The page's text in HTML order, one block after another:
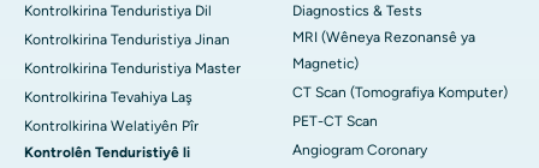
Kontrolkirina Tenduristiya Dil
Kontrolkirina Tenduristiya Jinan
Kontrolkirina Tenduristiya Master
Kontrolkirina Tevahiya Laş
Kontrolkirina Welatiyên Pîr
Kontrolên Tenduristiyê li
Diagnostics & Tests
MRI (Wêneya Rezonansê ya
Magnetic)
CT Scan (Tomografiya Komputer)
PET-CT Scan
Angiogram Coronary